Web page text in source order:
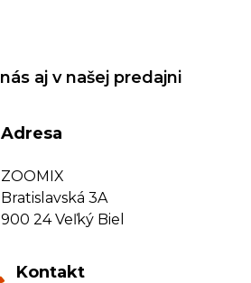
aj v našej predajni
Adresa
ZOOMIX
Bratislavská 3A
900 24 Veľký Biel
Kontakt